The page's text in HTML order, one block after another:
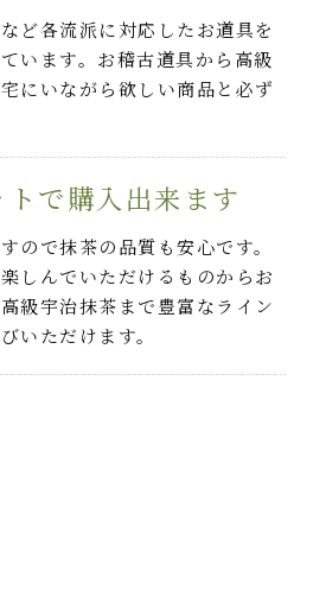
ど各流派に対応したお道具を
います。お稽古道具から高級
にいながら欲しい商品と必ず
で購入出来ます
ので抹茶の品質も安心です。
しんでいただけるものからお
級宇治抹茶まで豊富なライン
いただけます。